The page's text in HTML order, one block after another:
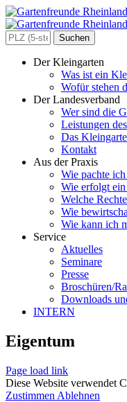
Zum
Inhalt
springen
Search
for:
Der Kleingarten
Was ist ein
Wofür stehen
Der Landesverband
Wer sind die
Leistungen
Das
Kontakt
Aus der Praxis
Wie pachte
Wie erfolgt
Welche
Wie
Wie kann ich
Service
Aktuelles
Seminare
Presse
Broschüren/
Downloads
INTERN
Eigentum
Page load link
Diese Website verwendet
Zustimmen Ablehnen